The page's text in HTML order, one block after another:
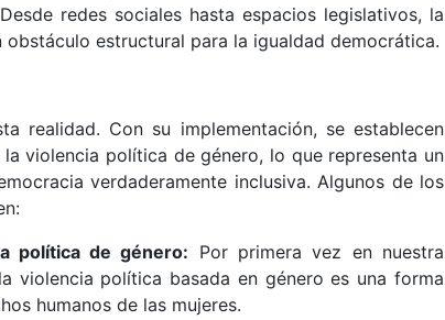
redes sociales hasta espacios legislativos, la
estructural para la igualdad democrática.
realidad. Con su implementación, se establecen
violencia política de género, lo que representa un
verdaderamente inclusiva. Algunos de los
política de género: Por primera vez en nuestra
violencia política basada en género es una forma
humanos de las mujeres.